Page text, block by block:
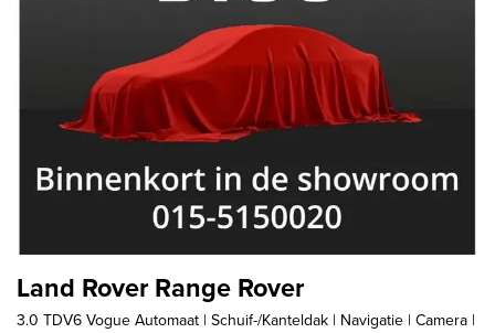
Land Rover Range Rover
3.0 TDV6 Vogue Automaat | Schuif-/Kanteldak | Navigatie | Camera |